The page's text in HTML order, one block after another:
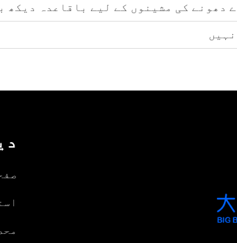
دھونے کی مشینوں کے لیے باقاعدہ دیکھ